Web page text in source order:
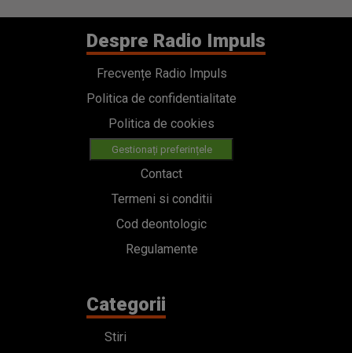
Despre Radio Impuls
Frecvențe Radio Impuls
Politica de confidentialitate
Politica de cookies
Gestionați preferințele
Contact
Termeni si conditii
Cod deontologic
Regulamente
Categorii
Stiri